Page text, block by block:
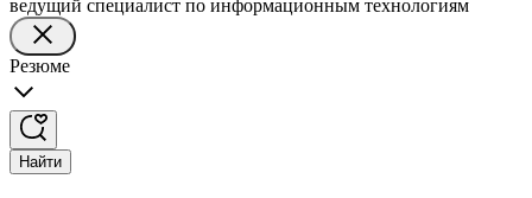
ведущий специалист по информационным технологиям
Резюме
Найти